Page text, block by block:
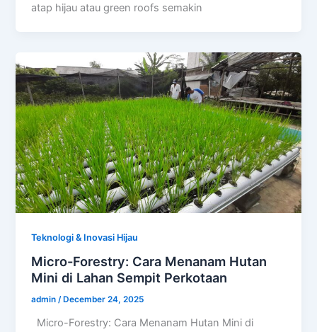
atap hijau atau green roofs semakin
Teknologi & Inovasi Hijau
Micro-Forestry: Cara Menanam Hutan
Mini di Lahan Sempit Perkotaan
admin/ December 24, 2025
Micro-Forestry: Cara Menanam Hutan Mini di